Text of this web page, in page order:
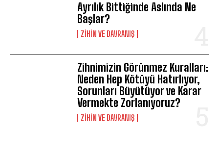
Ayrılık Bittiğinde Aslında Ne
Başlar?
⁠ZIHIN VE DAVRANIŞ
Zihnimizin Görünmez Kuralları:
Neden Hep Kötüyü Hatırlıyor,
Sorunları Büyütüyor ve Karar
Vermekte Zorlanıyoruz?
⁠ZIHIN VE DAVRANIŞ